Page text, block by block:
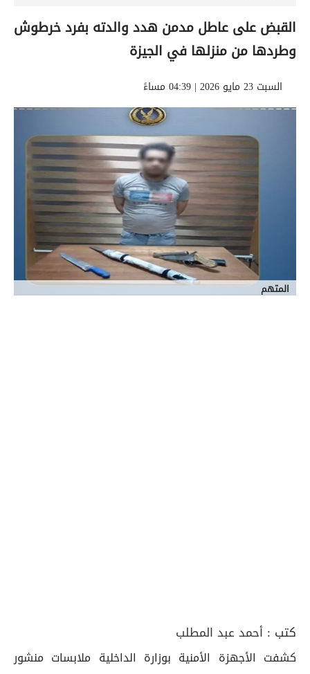
القبض على عاطل مدمن هدد والدته بفرد خرطوش
وطردها من منزلها في الجيزة
السبت 23 مايو 2026 | 04:39 مساءً
المتهم
كتب : أحمد عبد المطلب
كشفت الأجهزة الأمنية بوزارة الداخلية ملابسات منشور